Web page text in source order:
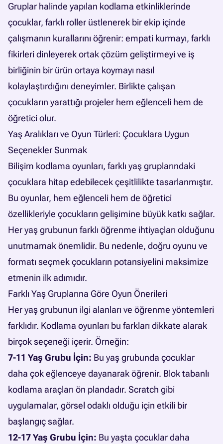
Gruplar halinde yapılan kodlama etkinliklerinde
çocuklar, farklı roller üstlenerek bir ekip içinde
çalışmanın kurallarını öğrenir: empati kurmayı, farklı
fikirleri dinleyerek ortak çözüm geliştirmeyi ve iş
birliğinin bir ürün ortaya koymayı nasıl
kolaylaştırdığını deneyimler. Birlikte çalışan
çocukların yarattığı projeler hem eğlenceli hem de
öğretici olur.
Yaş Aralıkları ve Oyun Türleri: Çocuklara Uygun
Seçenekler Sunmak
Bilişim kodlama oyunları, farklı yaş gruplarındaki
çocuklara hitap edebilecek çeşitlilikte tasarlanmıştır.
Bu oyunlar, hem eğlenceli hem de öğretici
özellikleriyle çocukların gelişimine büyük katkı sağlar.
Her yaş grubunun farklı öğrenme ihtiyaçları olduğunu
unutmamak önemlidir. Bu nedenle, doğru oyunu ve
formatı seçmek çocukların potansiyelini maksimize
etmenin ilk adımıdır.
Farklı Yaş Gruplarına Göre Oyun Önerileri
Her yaş grubunun ilgi alanları ve öğrenme yöntemleri
farklıdır. Kodlama oyunları bu farkları dikkate alarak
birçok seçeneği içerir. Örneğin:
7-11 Yaş Grubu İçin: Bu yaş grubunda çocuklar
daha çok eğlenceye dayanarak öğrenir. Blok tabanlı
kodlama araçları ön plandadır. Scratch gibi
uygulamalar, görsel odaklı olduğu için etkili bir
başlangıç sağlar.
12-17 Yaş Grubu İçin: Bu yaşta çocuklar daha